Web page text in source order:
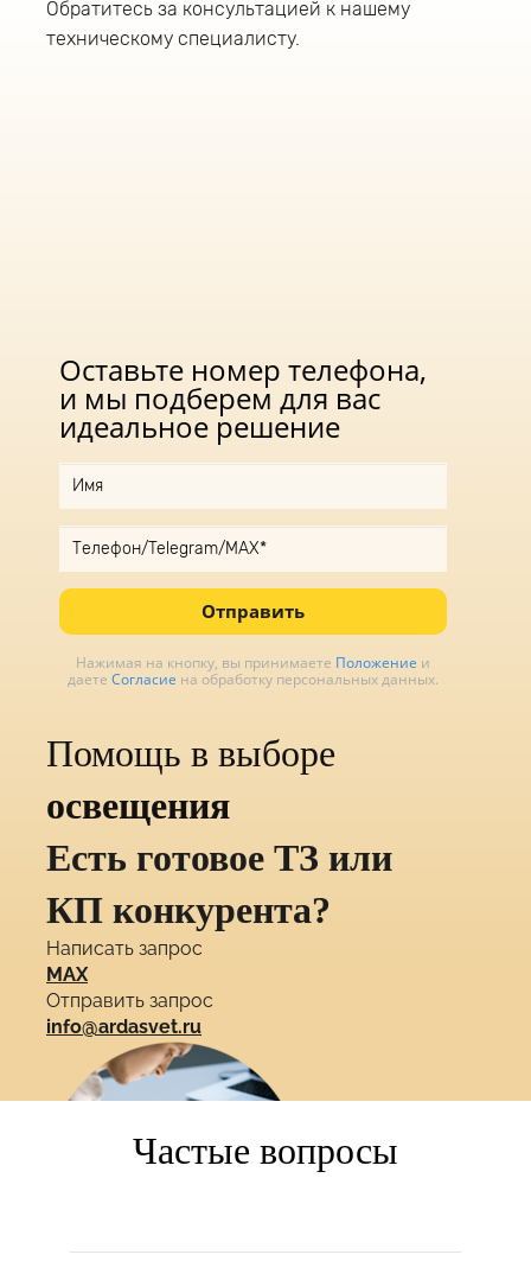
Рабочая высота установки светодиодного
светильника 12-18 метров.
Обратитесь за консультацией к нашему
техническому специалисту.
Оставьте номер телефона,
и мы подберем для вас
идеальное решение
Отправить
Нажимая на кнопку, вы принимаете Положение и
даете Согласие на обработку персональных данных.
Помощь в выборе
освещения
Есть готовое ТЗ или
КП конкурента?
Написать запрос
MAX
Отправить запрос
info@ardasvet.ru
Частые вопросы